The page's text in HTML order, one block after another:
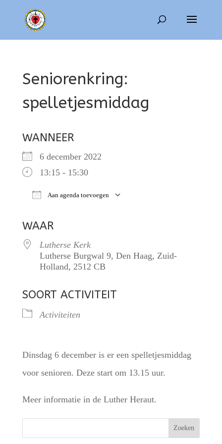
Seniorenkring:
spelletjesmiddag
WANNEER
6 december 2022
13:15 - 15:30
Aan agenda toevoegen
WAAR
Lutherse Kerk
Lutherse Burgwal 9, Den Haag, Zuid-
Holland, 2512 CB
SOORT ACTIVITEIT
Activiteiten
Dinsdag 6 december is er een spelletjesmiddag
voor senioren. Deze start om 13.15 uur.
Meer informatie in de Luther Heraut.